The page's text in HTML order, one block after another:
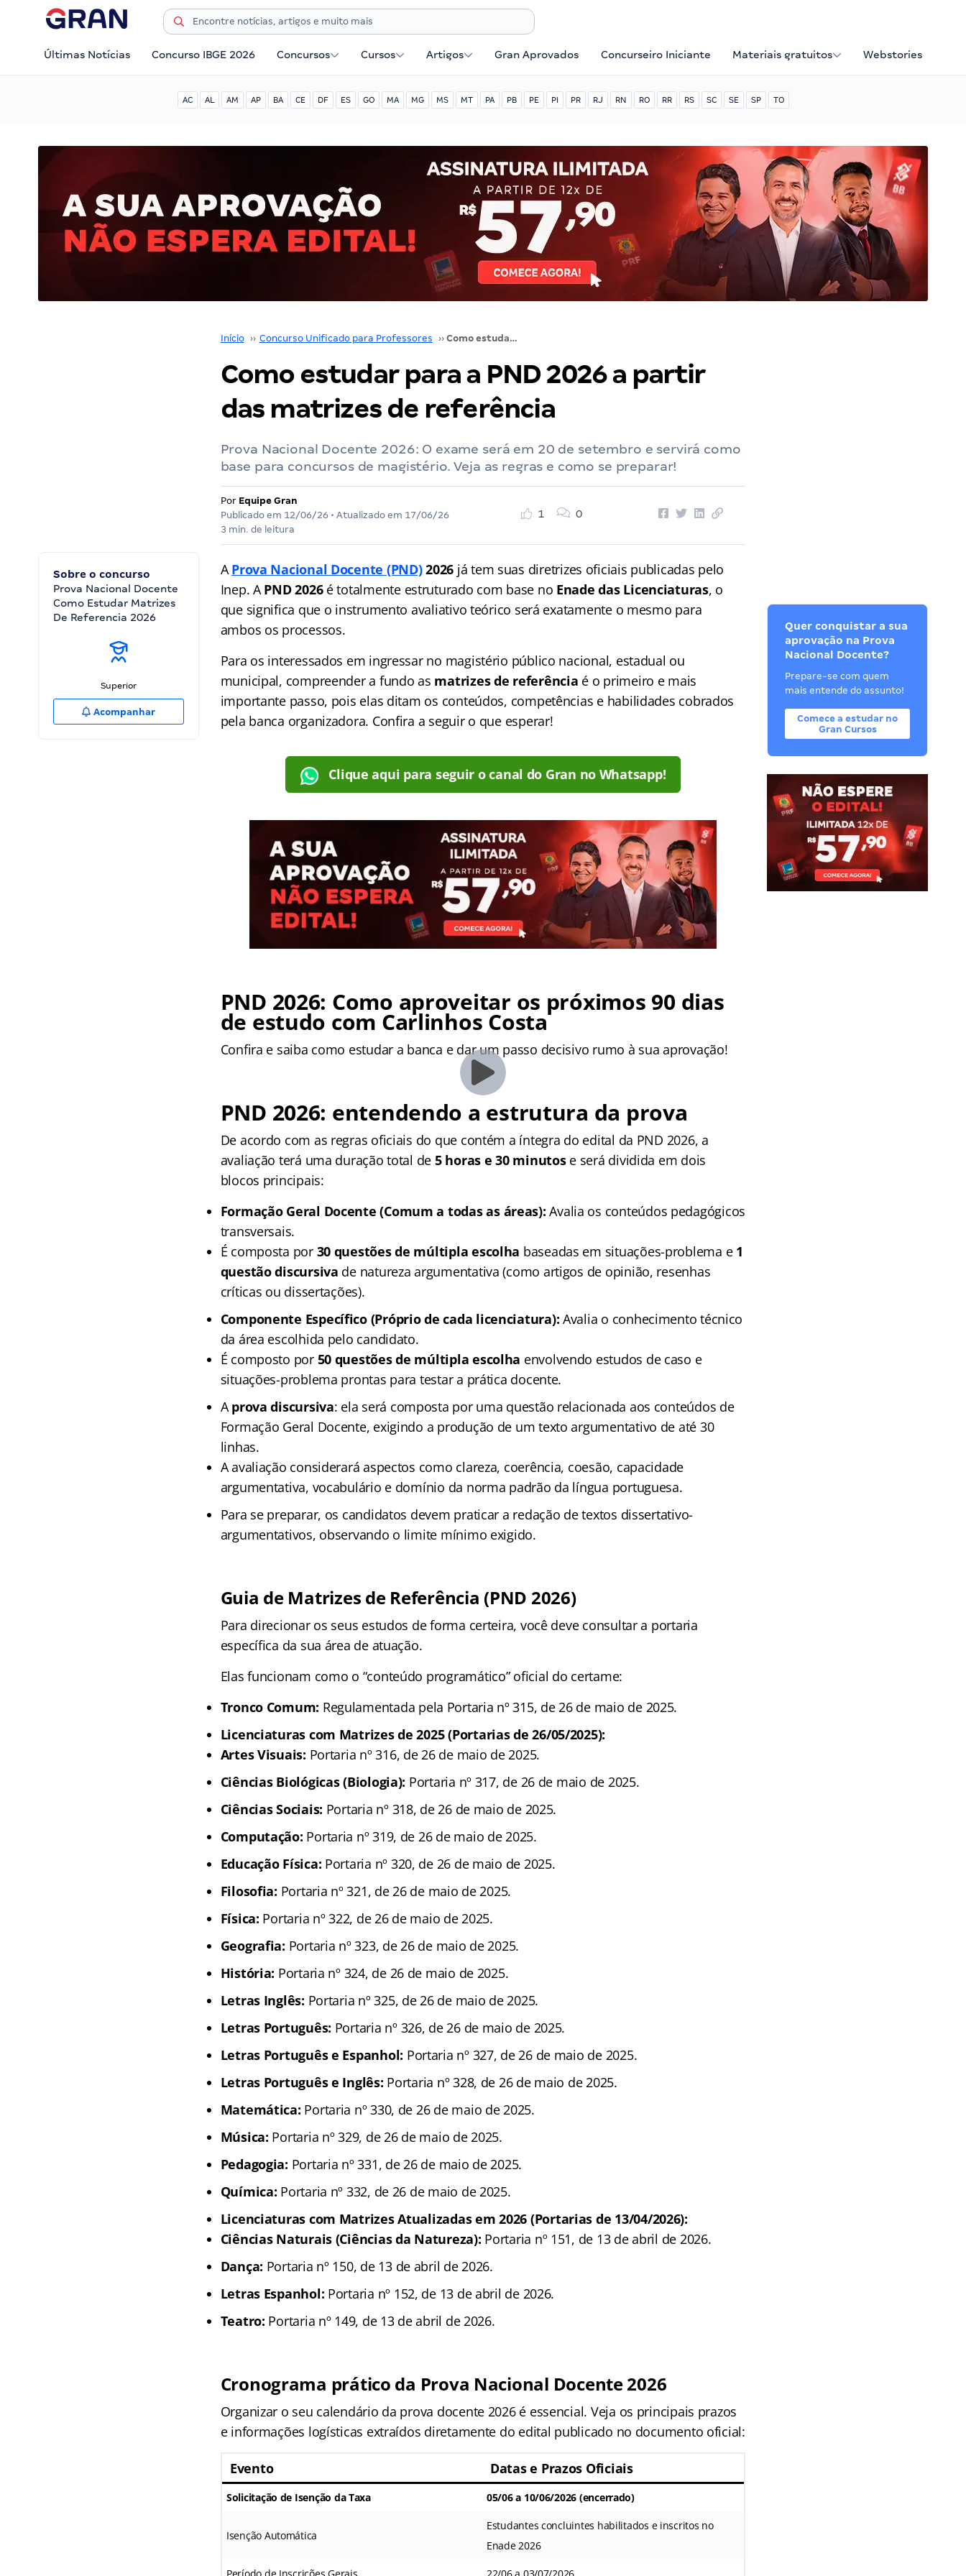
Últimas Notícias Concurso IBGE 2026 Concursos Cursos Artigos Gran Aprovados Concurseiro Iniciante Materiais gratuitos Webstories
AC AL AM AP BA CE DF ES GO MA MG MS MT PA PB PE PI PR RJ RN RO RR RS SC SE SP TO
Início ›› Concurso Unificado para Professores ›› Como estudar para a PND 2026 a partir das matrizes de referência
Como estudar para a PND 2026 a partir
das matrizes de referência
Prova Nacional Docente 2026: O exame será em 20 de setembro e servirá como
base para concursos de magistério. Veja as regras e como se preparar!
Por Equipe Gran
Publicado em 12/06/26 • Atualizado em 17/06/26
3 min. de leitura
1 0
Sobre o concurso
Prova Nacional Docente
Como Estudar Matrizes
De Referencia 2026
Superior
Acompanhar
AProva Nacional Docente (PND)2026 já tem suas diretrizes oficiais publicadas pelo
Inep. APND 2026é totalmente estruturado com base no Enade das Licenciaturas, o
que significa que o instrumento avaliativo teórico será exatamente o mesmo para
ambos os processos.
Para os interessados em ingressar no magistério público nacional, estadual ou
municipal, compreender a fundo as matrizes de referência é o primeiro e mais
importante passo, pois elas ditam os conteúdos, competências e habilidades cobrados
pela banca organizadora. Confira a seguir o que esperar!
Clique aqui para seguir o canal do Gran no Whatsapp!
PND 2026: Como aproveitar os próximos 90 dias
de estudo com Carlinhos Costa
Confira e saiba como estudar a banca e dar um passo decisivo rumo à sua aprovação!
PND 2026: entendendo a estrutura da prova
De acordo com as regras oficiais do que contém a íntegra do edital da PND 2026, a
avaliação terá uma duração total de 5 horas e 30 minutose será dividida em dois
blocos principais:
Formação Geral Docente (Comum a todas as áreas): Avalia os conteúdos pedagógicos
transversais.
É composta por 30 questões de múltipla escolha baseadas em situações-problema e 1
questão discursiva de natureza argumentativa (como artigos de opinião, resenhas
críticas ou dissertações).
Componente Específico (Próprio de cada licenciatura): Avalia o conhecimento técnico
da área escolhida pelo candidato.
É composto por 50 questões de múltipla escolha envolvendo estudos de caso e
situações-problema prontas para testar a prática docente.
Aprova discursiva: ela será composta por uma questão relacionada aos conteúdos de
Formação Geral Docente, exigindo a produção de um texto argumentativo de até 30
linhas.
A avaliação considerará aspectos como clareza, coerência, coesão, capacidade
argumentativa, vocabulário e domínio da norma padrão da língua portuguesa.
Para se preparar, os candidatos devem praticar a redação de textos dissertativo-
argumentativos, observando o limite mínimo exigido.
Guia de Matrizes de Referência (PND 2026)
Para direcionar os seus estudos de forma certeira, você deve consultar a portaria
específica da sua área de atuação.
Elas funcionam como o “conteúdo programático” oficial do certame:
Tronco Comum: Regulamentada pela Portaria nº 315, de 26 de maio de 2025.
Licenciaturas com Matrizes de 2025 (Portarias de 26/05/2025):
Artes Visuais: Portaria nº 316, de 26 de maio de 2025.
Ciências Biológicas (Biologia): Portaria nº 317, de 26 de maio de 2025.
Ciências Sociais: Portaria nº 318, de 26 de maio de 2025.
Computação: Portaria nº 319, de 26 de maio de 2025.
Educação Física: Portaria nº 320, de 26 de maio de 2025.
Filosofia: Portaria nº 321, de 26 de maio de 2025.
Física: Portaria nº 322, de 26 de maio de 2025.
Geografia: Portaria nº 323, de 26 de maio de 2025.
História: Portaria nº 324, de 26 de maio de 2025.
Letras Inglês: Portaria nº 325, de 26 de maio de 2025.
Letras Português: Portaria nº 326, de 26 de maio de 2025.
Letras Português e Espanhol: Portaria nº 327, de 26 de maio de 2025.
Letras Português e Inglês: Portaria nº 328, de 26 de maio de 2025.
Matemática: Portaria nº 330, de 26 de maio de 2025.
Música: Portaria nº 329, de 26 de maio de 2025.
Pedagogia: Portaria nº 331, de 26 de maio de 2025.
Química: Portaria nº 332, de 26 de maio de 2025.
Licenciaturas com Matrizes Atualizadas em 2026 (Portarias de 13/04/2026):
Ciências Naturais (Ciências da Natureza): Portaria nº 151, de 13 de abril de 2026.
Dança: Portaria nº 150, de 13 de abril de 2026.
Letras Espanhol: Portaria nº 152, de 13 de abril de 2026.
Teatro: Portaria nº 149, de 13 de abril de 2026.
Cronograma prático da Prova Nacional Docente 2026
Organizar o seu calendário da prova docente 2026 é essencial. Veja os principais prazos
e informações logísticas extraídos diretamente do edital publicado no documento oficial:
Evento Datas e Prazos Oficiais
Solicitação de Isenção da Taxa 05/06 a 10/06/2026 (encerrado)
Isenção Automática
Estudantes concluintes habilitados e inscritos no
Enade 2026
Quer conquistar a sua
aprovação na Prova
Nacional Docente?
Prepare-se com quem
mais entende do assunto!
Comece a estudar no
Gran Cursos